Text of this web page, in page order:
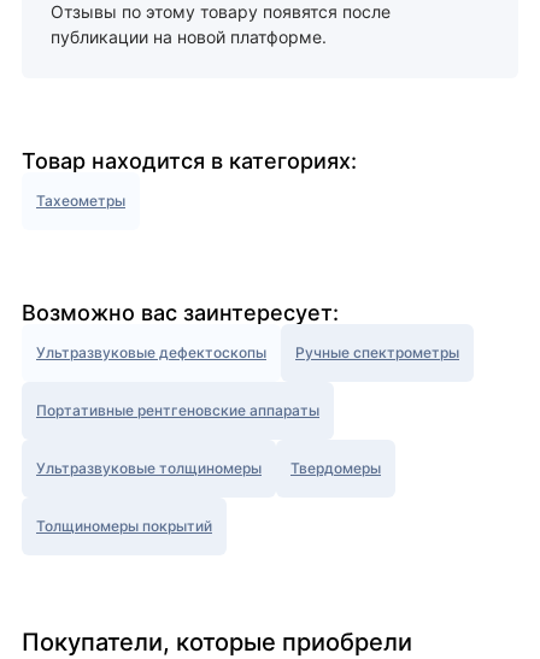
Отзывы по этому товару появятся после
публикации на новой платформе.
Товар находится в категориях:
Тахеометры
Возможно вас заинтересует:
Ультразвуковые дефектоскопы Ручные спектрометры
Портативные рентгеновские аппараты
Ультразвуковые толщиномеры Твердомеры
Толщиномеры покрытий
Покупатели, которые приобрели